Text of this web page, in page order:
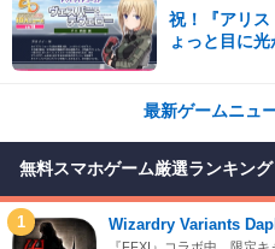
祝！『アリ
ょっと目に
最新ゲームニュ
無料スマホゲーム厳選ランキング
1 Wizardry Variants
『FFXI』コラボ中、限定